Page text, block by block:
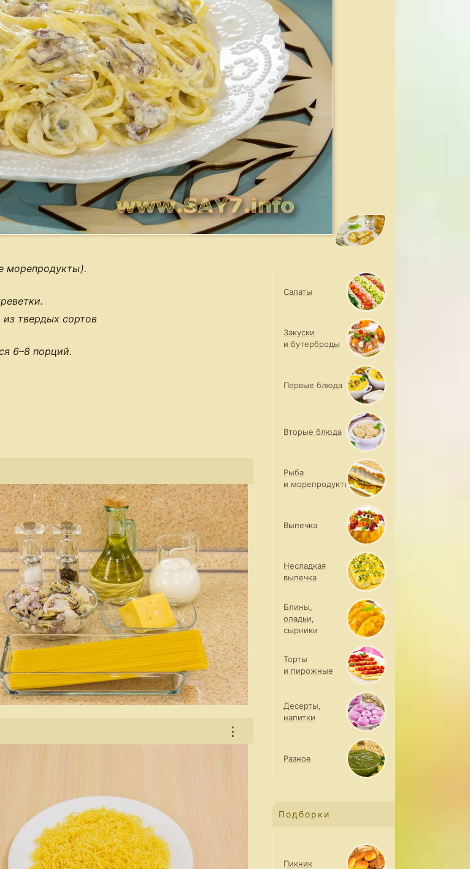
морепродукты).
из твердых сортов
6–8 порций.
⋮
Салаты
Закуски
и бутерброды
Первые блюда
Вторые блюда
Рыба
и морепродукты
Выпечка
Несладкая
выпечка
Блины,
оладьи,
сырники
Торты
и пирожные
Десерты,
напитки
Разное
Подборки
Пикник